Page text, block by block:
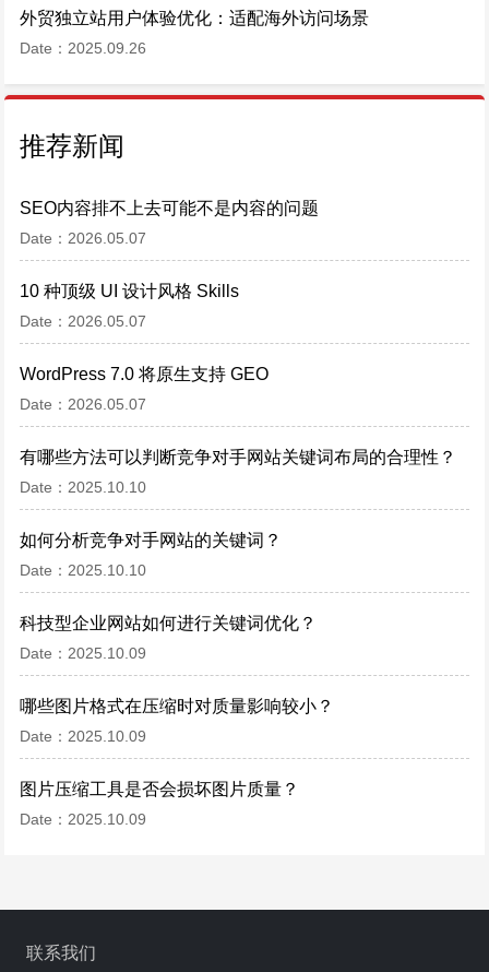
外贸独立站用户体验优化：适配海外访问场景
Date：2025.09.26
推荐新闻
SEO内容排不上去可能不是内容的问题
Date：2026.05.07
10 种顶级 UI 设计风格 Skills
Date：2026.05.07
WordPress 7.0 将原生支持 GEO
Date：2026.05.07
有哪些方法可以判断竞争对手网站关键词布局的合理性？
Date：2025.10.10
如何分析竞争对手网站的关键词？
Date：2025.10.10
科技型企业网站如何进行关键词优化？
Date：2025.10.09
哪些图片格式在压缩时对质量影响较小？
Date：2025.10.09
图片压缩工具是否会损坏图片质量？
Date：2025.10.09
联系我们